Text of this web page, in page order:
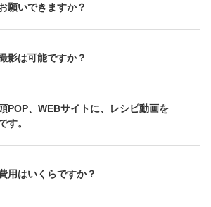
願いできますか？
影は可能ですか？
POP、WEBサイトに、レシピ動画を
す。
用はいくらですか？